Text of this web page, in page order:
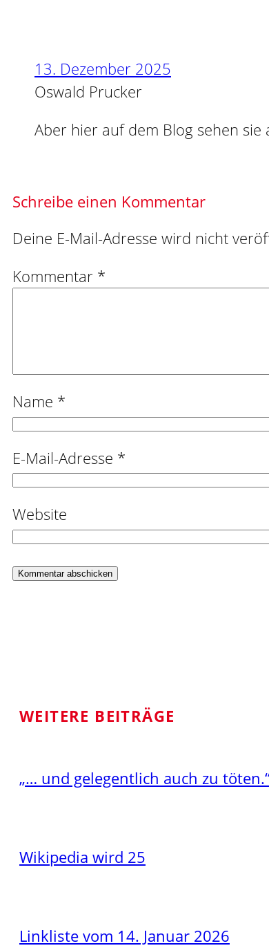
13. Dezember 2025
Oswald Prucker
Aber hier auf dem Blog sehen
Schreibe einen Kommentar
Deine E-Mail-Adresse wird nicht
Kommentar *
Name *
E-Mail-Adresse *
Website
WEITERE BEITRÄGE
„… und gelegentlich auch zu
Wikipedia wird 25
Linkliste vom 14. Januar 2026